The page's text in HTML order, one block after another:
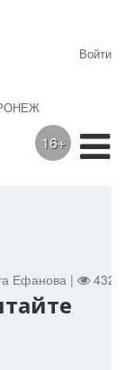
Войти
16+
Ефанова |